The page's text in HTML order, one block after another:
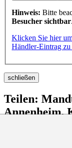
Hinweis: Bitte
Besucher sichtbar.
Klicken Sie hier
Händler-Eintrag zu
schließen
Teilen:
Annenheim,